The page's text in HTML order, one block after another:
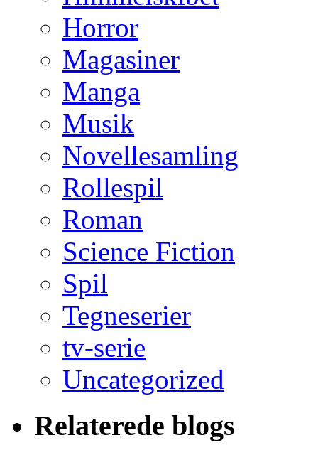
Horror
Magasiner
Manga
Musik
Novellesamling
Rollespil
Roman
Science Fiction
Spil
Tegneserier
tv-serie
Uncategorized
Relaterede blogs